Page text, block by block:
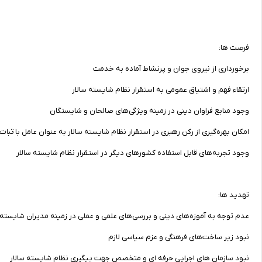
فرصت ها:
برخورداری از نیروی جوان و پرنشاط آماده به خدمت
ارتقاء فهم و اشتیاق عمومی به استقرار نظام شایسته سالار
وجود منابع فراوان دینی در زمینه ویژگی‌های صالحان و شایستگان
امکان بهره‌گیری از رکن رهبری در استقرار نظام شایسته سالار به عنوان عامل با
وجود تجربه‌های قابل استفاده کشورهای دیگر در استقرار نظام شایسته سالار
تهدید ها:
عدم توجه به آموزه‌های دینی و بررسی‌های علمی و عملی در زمینه مدیران شایسته
نبود زیر ساخت‌های فرهنگی و عزم سیاسی لازم
نبود سازمان های اجرایی حرفه ای و متخصص جهت پیگیری نظام شایسته سالار